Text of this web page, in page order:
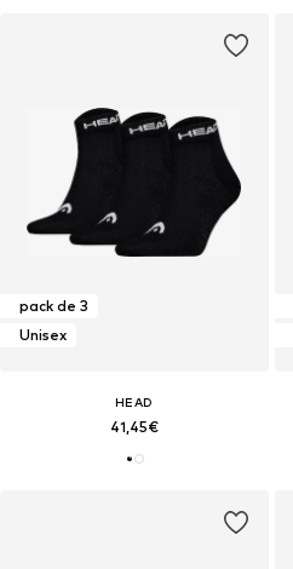
pack de 3
Unisex
HEAD
41,45€